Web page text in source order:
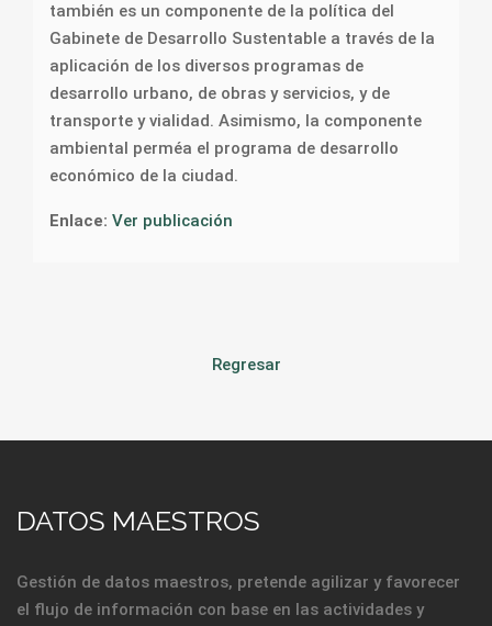
también es un componente de la política del
Gabinete de Desarrollo Sustentable a través de la
aplicación de los diversos programas de
desarrollo urbano, de obras y servicios, y de
transporte y vialidad. Asimismo, la componente
ambiental perméa el programa de desarrollo
económico de la ciudad.
Enlace: Ver publicación
Regresar
DATOS MAESTROS
Gestión de datos maestros, pretende agilizar y favorecer
el flujo de información con base en las actividades y